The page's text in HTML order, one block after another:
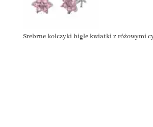
Srebrne kolczyki bigle kwiatki z różowymi